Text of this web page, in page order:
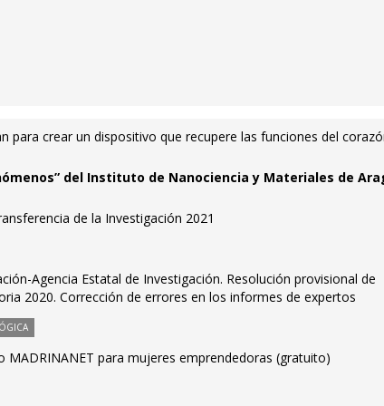
para crear un dispositivo que recupere las funciones del
del Instituto de Nanociencia y Materiales de
de la Investigación 2021
Agencia Estatal de Investigación. Resolución provisional de
2020. Corrección de errores en los informes de expertos
MADRINANET para mujeres emprendedoras (gratuito)